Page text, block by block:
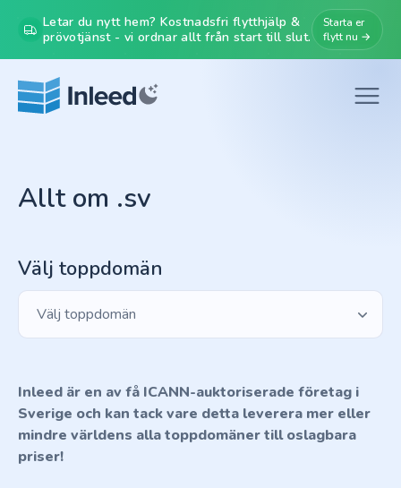
Letar du nytt hem? Kostnadsfri flytthjälp &
prövotjänst - vi ordnar allt från start till slut.
Starta er
flytt nu →
Allt om .sv
Välj toppdomän
Välj toppdomän
Inleed är en av få ICANN-auktoriserade företag i
Sverige och kan tack vare detta leverera mer eller
mindre världens alla toppdomäner till oslagbara
priser!